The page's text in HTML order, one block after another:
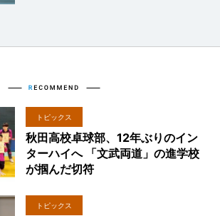
トピックス
秋田高校卓球部、12年ぶりのイン
ターハイへ 「文武両道」の進学校
が掴んだ切符
トピックス